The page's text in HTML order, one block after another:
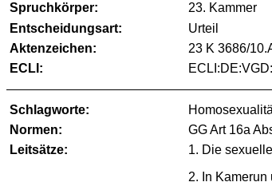
Spruchkörper:
23. Kammer
Entscheidungsart:
Urteil
Aktenzeichen:
23 K 3686/
ECLI:
Schlagworte:
Normen:
GG Art 16a
Leitsätze:
1. Die
2. In